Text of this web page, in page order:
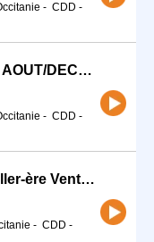
- CDD -
MAGASINIER (H/F) CDD 5 MOIS AOUT/DECEMBRE 2026 DECATHLON LOGISTIQUE MONTBARTIER
- CDD -
CDD Temps partiel 24h - Conseiller-ère Vente Omnicanal (H/F) - Rayon Running
- CDD -